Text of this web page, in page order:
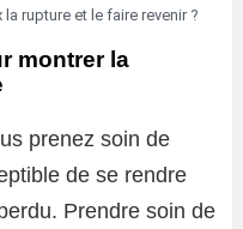
rupture et le faire revenir ?
montrer la
prenez soin de
de se rendre
Prendre soin de